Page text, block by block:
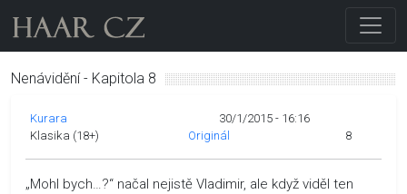
Nenávidění - Kapitola 8
Kurara
30/1/2015 - 16:16
Klasika (18+)
Originál 8
„Mohl bych…?“ načal nejistě Vladimir, ale když viděl ten